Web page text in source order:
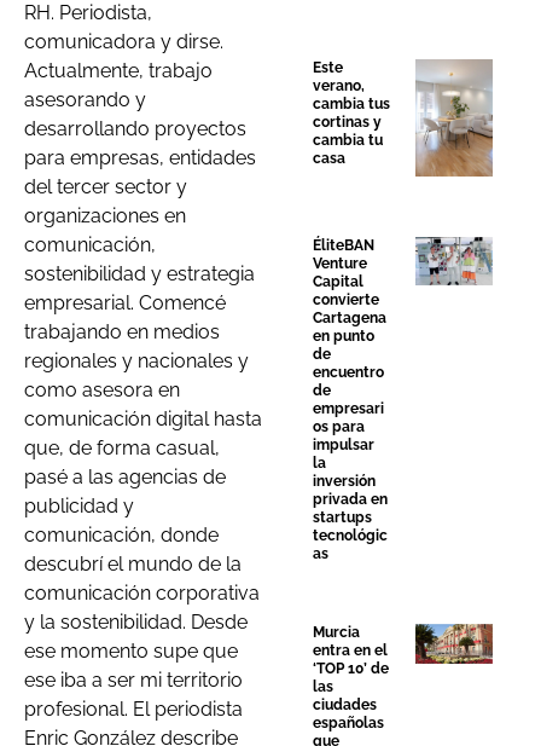
RH. Periodista,
comunicadora y dirse.
Actualmente, trabajo
asesorando y
desarrollando proyectos
para empresas, entidades
del tercer sector y
organizaciones en
comunicación,
sostenibilidad y estrategia
empresarial. Comencé
trabajando en medios
regionales y nacionales y
como asesora en
comunicación digital hasta
que, de forma casual,
pasé a las agencias de
publicidad y
comunicación, donde
descubrí el mundo de la
comunicación corporativa
y la sostenibilidad. Desde
ese momento supe que
ese iba a ser mi territorio
profesional. El periodista
Enric González describe
Este
verano,
cambia tus
cortinas y
cambia tu
casa
ÉliteBAN
Venture
Capital
convierte
Cartagena
en punto
de
encuentro
de
empresari
os para
impulsar
la
inversión
privada en
startups
tecnológic
as
Murcia
entra en el
‘TOP 10’ de
las
ciudades
españolas
que